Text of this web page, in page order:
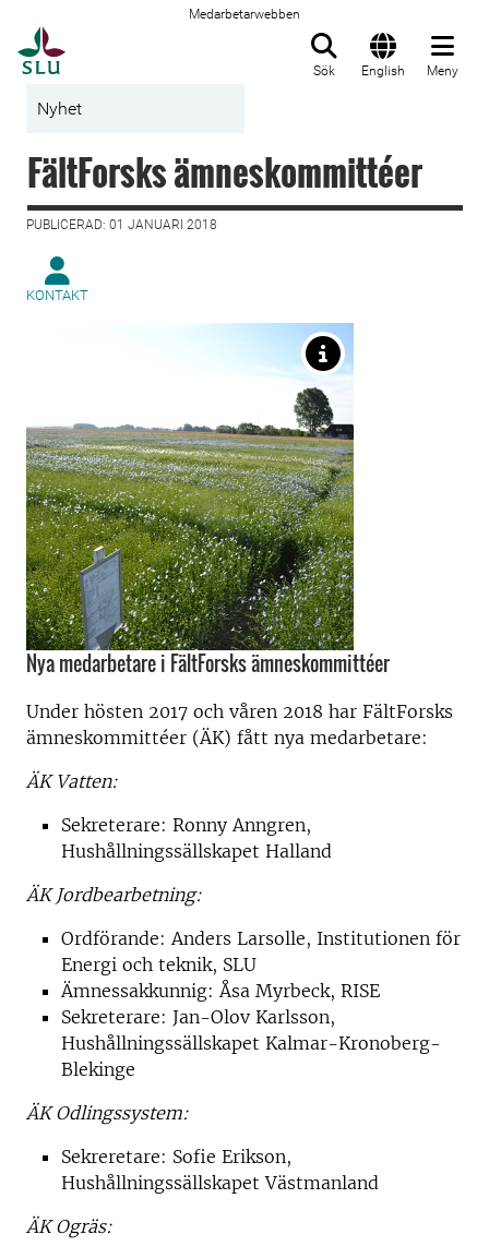
Medarbetarwebben
Sök English Meny
Nyhet
FältForsks ämneskommittéer
PUBLICERAD: 01 JANUARI 2018
KONTAKT
Nya medarbetare i FältForsks ämneskommittéer
Under hösten 2017 och våren 2018 har FältForsks
ämneskommittéer (ÄK) fått nya medarbetare:
ÄK Vatten:
Sekreterare: Ronny Anngren,
Hushållningssällskapet Halland
ÄK Jordbearbetning:
Ordförande: Anders Larsolle, Institutionen för
Energi och teknik, SLU
Ämnessakkunnig: Åsa Myrbeck, RISE
Sekreterare: Jan-Olov Karlsson,
Hushållningssällskapet Kalmar-Kronoberg-
Blekinge
ÄK Odlingssystem:
Sekreretare: Sofie Erikson,
Hushållningssällskapet Västmanland
ÄK Ogräs: